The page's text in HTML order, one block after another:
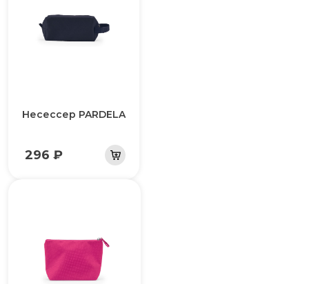
Несессер PARDELA
296 ₽